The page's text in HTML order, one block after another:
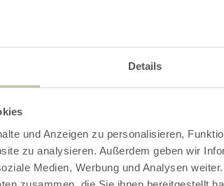
Details
und Anzeigen zu personalisieren,
zu analysieren. Außerdem geben wir
Medien, Werbung und Analysen